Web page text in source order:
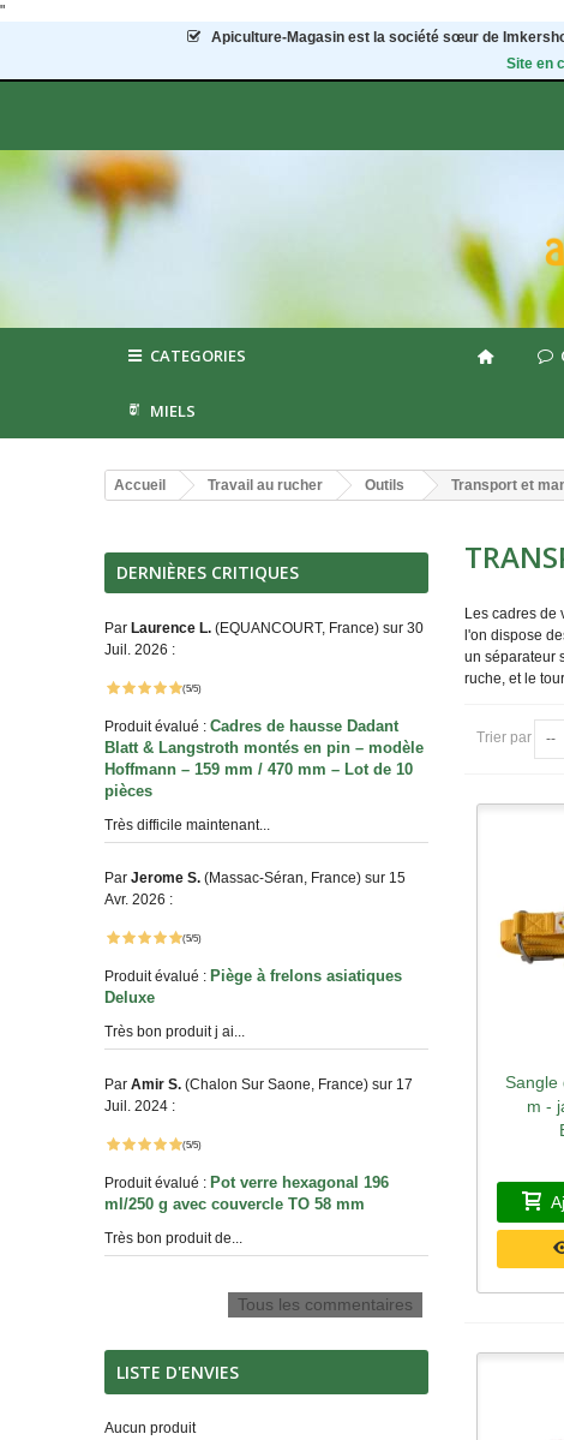
"
Apiculture-Magasin est la société sœur de
Site en
CATEGORIES
MIELS
Accueil Travail au rucher Outils Transport et
DERNIÈRES CRITIQUES
Par Laurence L. (EQUANCOURT, France) sur 30
Juil. 2026 :
(5/5)
Produit évalué : Cadres de hausse Dadant
Blatt & Langstroth montés en pin – modèle
Hoffmann – 159 mm / 470 mm – Lot de 10
pièces
Très difficile maintenant...
Par Jerome S. (Massac-Séran, France) sur 15
Avr. 2026 :
(5/5)
Produit évalué : Piège à frelons asiatiques
Deluxe
Très bon produit j ai...
Par Amir S. (Chalon Sur Saone, France) sur 17
Juil. 2024 :
(5/5)
Produit évalué : Pot verre hexagonal 196
ml/250 g avec couvercle TO 58 mm
Très bon produit de...
Tous les commentaires
LISTE D'ENVIES
Aucun produit
Les cadres de
l'on dispose
un séparateur
ruche, et le
Trier par --
Sangle
m -